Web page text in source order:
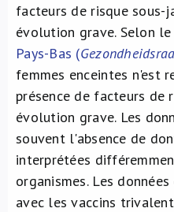
facteurs de risque sous-
évolution grave. Selon le
Pays-Bas (
femmes enceintes n'est
présence de facteurs de
évolution grave. Les
souvent l'absence de
interprétées
organismes. Les
avec les vaccins